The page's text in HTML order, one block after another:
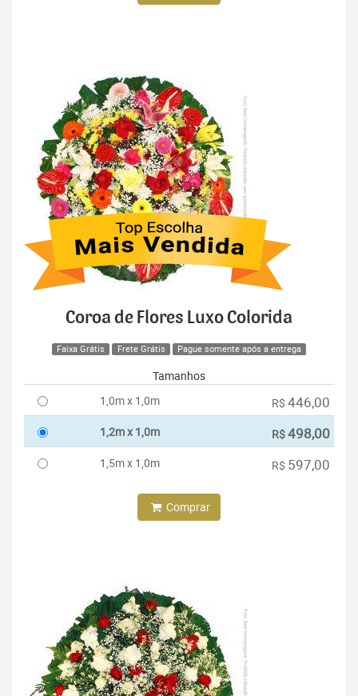
Coroa de Flores Luxo Colorida
Faixa Grátis Frete Grátis Pague somente após a entrega
Tamanhos
1,0m x 1,0m
R$ 446,00
1,2m x 1,0m R$498,00
1,5m x 1,0m R$ 597,00
Comprar